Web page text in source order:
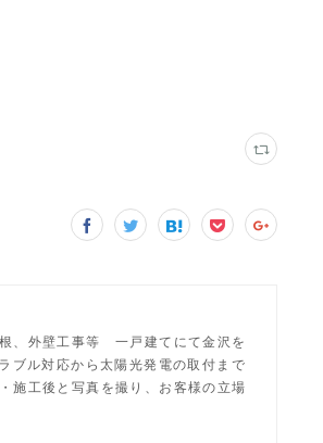
、外壁工事等 一戸建てにて金沢を
ブル対応から太陽光発電の取付まで
施工後と写真を撮り、お客様の立場